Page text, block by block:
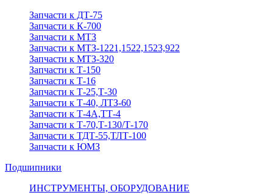
Запчасти к ДТ-75
Запчасти к К-700
Запчасти к МТЗ
Запчасти к МТЗ-1221,1522,1523,922
Запчасти к МТЗ-320
Запчасти к Т-150
Запчасти к Т-16
Запчасти к Т-25,Т-30
Запчасти к Т-40, ЛТЗ-60
Запчасти к Т-4А,ТТ-4
Запчасти к Т-70,Т-130/Т-170
Запчасти к ТДТ-55,ТЛТ-100
Запчасти к ЮМЗ
Подшипники
ИНСТРУМЕНТЫ, ОБОРУДОВАНИЕ